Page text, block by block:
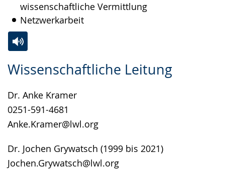
wissenschaftliche Vermittlung
Netzwerkarbeit
Wissenschaftliche Leitung
Dr. Anke Kramer
0251-591-4681
Anke.Kramer@lwl.org
Dr. Jochen Grywatsch (1999 bis 2021)
Jochen.Grywatsch@lwl.org
Leichten
wechseln.
Audio-
Video
Deutscher
Gebärdensprache
wird
angezeigt.